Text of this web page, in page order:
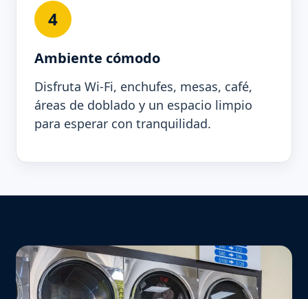
4
Ambiente cómodo
Disfruta Wi-Fi, enchufes, mesas, café,
áreas de doblado y un espacio limpio
para esperar con tranquilidad.